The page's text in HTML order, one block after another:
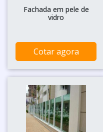
Fachada em pele de
vidro
Cotar agora